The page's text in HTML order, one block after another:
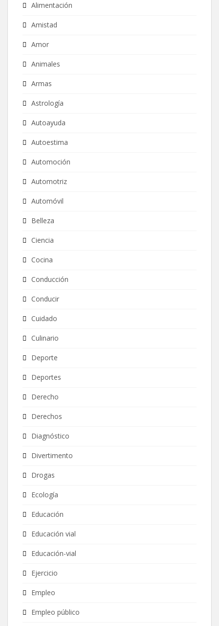
Alimentación
Amistad
Amor
Animales
Armas
Astrología
Autoayuda
Autoestima
Automoción
Automotriz
Automóvil
Belleza
Ciencia
Cocina
Conducción
Conducir
Cuidado
Culinario
Deporte
Deportes
Derecho
Derechos
Diagnóstico
Divertimento
Drogas
Ecología
Educación
Educación vial
Educación-vial
Ejercicio
Empleo
Empleo público